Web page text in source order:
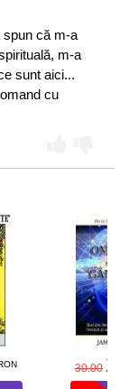
că m-a
m-a
sunt aici...
cu
30.00 25